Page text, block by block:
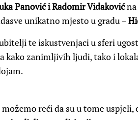
Panović i Radomir Vidakovićna
unikatno mjesto u gradu –
te iskustvenjaci u sferi
kako zanimljivih ljudi, tako i
možemo reći da su u tome